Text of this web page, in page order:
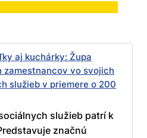
aj kuchárky: Župa
vo svojich
služieb v priemere o 200
služieb patrí k
značnú